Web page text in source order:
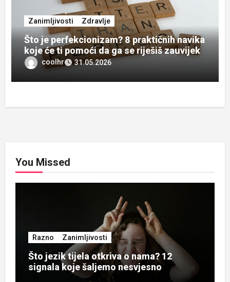
Zanimljivosti Zdravlje
Što je perfekcionizam? 8 praktičnih navika
koje će ti pomoći da ga se riješiš zauvijek
coolhr 31.05.2026
You Missed
Razno Zanimljivosti
Što jezik tijela otkriva o nama? 12
signala koje šaljemo nesvjesno